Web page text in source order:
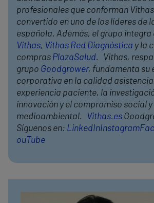
profesionales que conforman
convertido en uno de los líderes de
española. Además, el grupo integra
Vithas, Vithas Red Diagnóstica y la
compras PlazaSalud. Vithas,
grupo Goodgrower, fundamenta su
corporativa en la calidad
experiencia paciente, la
innovación y el compromiso social y
medioambiental.
Vithas.es
Síguenos en: LinkedInInstagram
ouTube